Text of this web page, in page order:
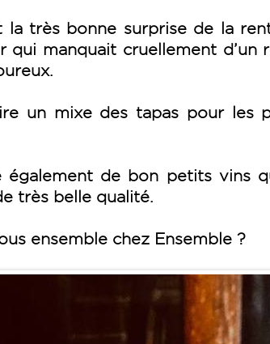
très bonne surprise de la
qui manquait cruellement
un mixe des tapas pour les
également de bon petits vins
très belle qualité.
ensemble chez Ensemble ?